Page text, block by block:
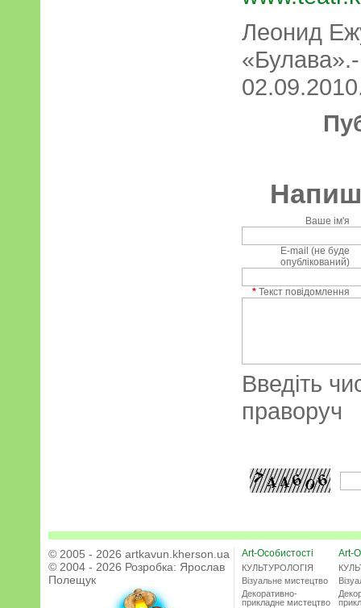
Леонид
Ваше ім'я
E-mail (не буде
опублікований)
* Текст повідомлення
Введіть
праворуч
© 2005 - 2026 artkavun.kherson.ua
© 2004 - 2026 Розробка: Ярослав
Полещук
Art-Особистості
КУЛЬТУРОЛОГІЯ
Візуальне мистецтво
Декоративно-
прикладне мистецтво
Art-